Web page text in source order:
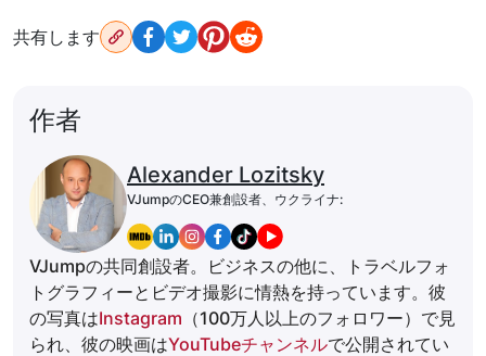
共有します
作者
Alexander Lozitsky
VJumpのCEO兼創設者、ウクライナ:
VJumpの共同創設者。ビジネスの他に、トラベルフォ
トグラフィーとビデオ撮影に情熱を持っています。彼
の写真はInstagram （100万人以上のフォロワー）で見
られ、彼の映画はYouTubeチャンネルで公開されてい